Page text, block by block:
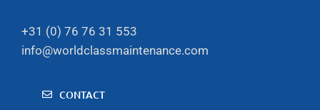
+31 (0) 76 76 31 553
info@worldclassmaintenance.com
CONTACT